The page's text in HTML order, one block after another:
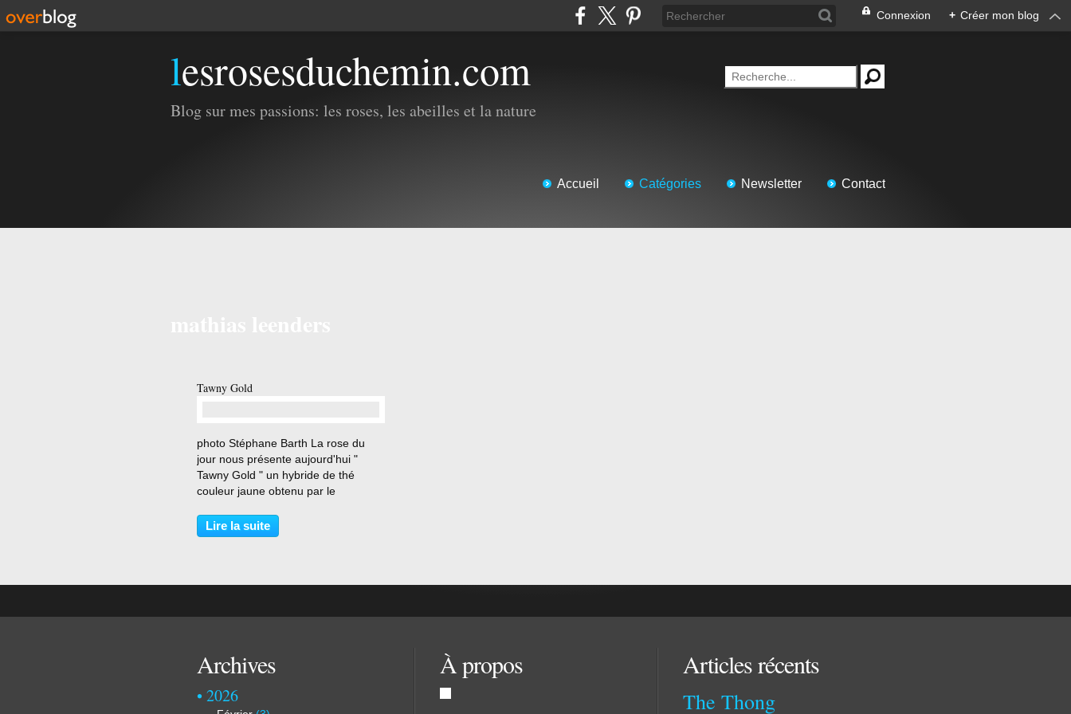
Connexion + Créer mon blog
lesrosesduchemin.com
Blog sur mes passions: les roses, les abeilles et la nature
Accueil Catégories Newsletter Contact
Tawny Gold
photo Stéphane Barth La rose du
jour nous présente aujourd'hui "
Tawny Gold " un hybride de thé
couleur jaune obtenu par le
1951 . Rosier planté au Chemin
début février 2020 . photo Stéphane
Lire la suite
Archives
2026
À propos Articles récents
The Thong